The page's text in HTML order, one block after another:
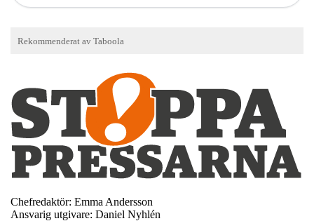
Chefredaktör: Emma Andersson
Ansvarig utgivare: Daniel Nyhlén